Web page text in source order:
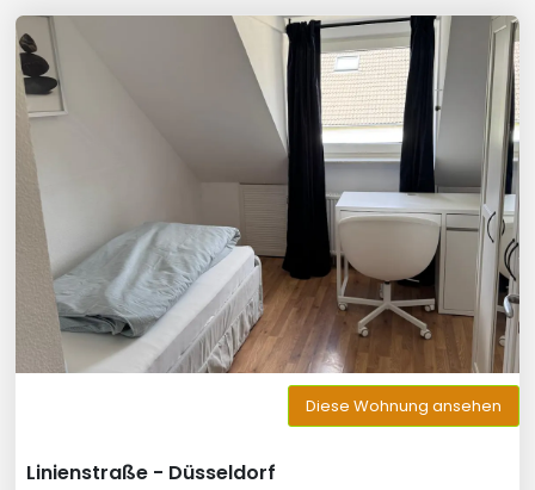
Diese Wohnung ansehen
Linienstraße - Düsseldorf